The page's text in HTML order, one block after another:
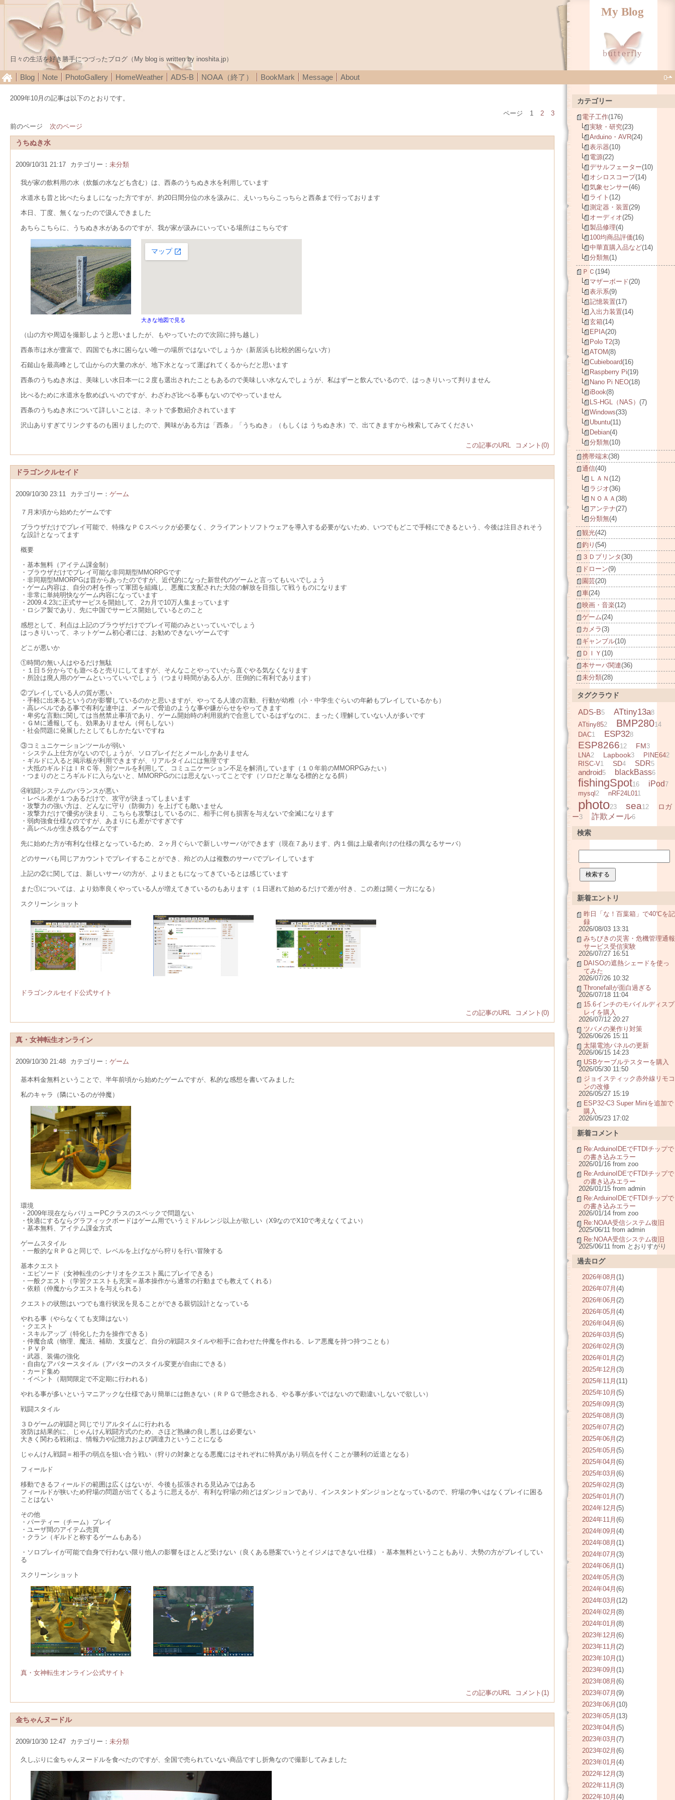
My Blog
日々の生活を好き勝手につづったブログ（My blog is written by inoshita.jp）
Blog Note PhotoGallery HomeWeather ADS-B NOAA（終了） BookMark Message About
2009年10月の記事は以下のとおりです。
ページ
1 2
3
前のページ
次のページ
うちぬき水
2009/10/31 21:17 カテゴリー： 未分類
我が家の飲料用の水（炊飯の水なども含む）は、西条のうちぬき水を利用しています
水道水も昔と比べたらましになった方ですが、約20日間分位の水を汲みに、えいっちらこっちらと西条まで行っております
本日、丁度、無くなったので汲んできました
あちらこちらに、うちぬき水があるのですが、我が家が汲みにいっている場所はこちらです
大きな地図で見る
（山の方や周辺を撮影しようと思いましたが、もやっていたので次回に持ち越し）
西条市は水が豊富で、四国でも水に困らない唯一の場所ではないでしょうか（新居浜も比較的困らない方）
石鎚山を最高峰として山からの大量の水が、地下水となって運ばれてくるからだと思います
西条のうちぬき水は、美味しい水日本一に２度も選出されたこともあるので美味しい水なんでしょうが、私はずーと飲んでいるので、はっきりいって判りません
比べるために水道水を飲めばいいのですが、わざわざ比べる事もないのでやっていません
西条のうちぬき水について詳しいことは、ネットで多数紹介されています
沢山ありすぎてリンクするのも困りましたので、興味がある方は「西条」「うちぬき」（もしくは うちぬき水）で、出てきますから検索してみてください
この記事のURL コメント(0)
ドラゴンクルセイド
2009/10/30 23:11 カテゴリー： ゲーム
７月末頃から始めたゲームです
ブラウザだけでプレイ可能で、特殊なＰＣスペックが必要なく、クライアントソフトウェアを導入する必要がないため、いつでもどこで手軽にできるという、今後は注目されそう
な設計となってます
概要
・基本無料（アイテム課金制）
・ブラウザだけでプレイ可能な非同期型MMORPGです
・非同期型MMORPGは昔からあったのですが、近代的になった新世代のゲームと言ってもいいでしょう
・ゲーム内容は、自分の村を作って軍団を組織し、悪魔に支配された大陸の解放を目指して戦うものになります
・非常に単純明快なゲーム内容になっています
・2009.4.23に正式サービスを開始して、2カ月で10万人集まっています
・ロシア製であり、先に中国でサービス開始しているとのこと
感想として、利点は上記のブラウザだけでプレイ可能のみといっていいでしょう
はっきりいって、ネットゲーム初心者には、お勧めできないゲームです
どこが悪いか
①時間の無い人はやるだけ無駄
・１日５分からでも遊べると売りにしてますが、そんなことやっていたら直ぐやる気なくなります
・所詮は廃人用のゲームといっていいでしょう（つまり時間がある人が、圧倒的に有利であります）
②プレイしている人の質が悪い
・手軽に出来るというのが影響しているのかと思いますが、やってる人達の言動、行動が幼稚（小・中学生ぐらいの年齢もプレイしているかも）
・高レベルである事で有利な連中は、メールで脅迫のような事や嫌がらせをやってきます
・卑劣な言動に関しては当然禁止事項であり、ゲーム開始時の利用規約で合意しているはずなのに、まったく理解していない人が多いです
・ＧＭに通報しても、効果ありません（何もしない）
・社会問題に発展したとしてもしかたないですね
③コミュニケーションツールが弱い
・システム上仕方がないのでしょうが、ソロプレイだとメールしかありません
・ギルドに入ると掲示板が利用できますが、リアルタイムには無理です
・大抵のギルドはＩＲＣ等、別ツールを利用して、コミュニケーション不足を解消しています（１０年前のMMORPGみたい）
・つまりのところギルドに入らないと、MMORPGのには思えないってことです（ソロだと単なる標的となる餌）
④戦闘システムのバランスが悪い
・レベル差が１つあるだけで、攻守が決まってしまいます
・攻撃力の強い方は、どんなに守り（防御力）を上げても敵いません
・攻撃力だけで優劣が決まり、こちらも攻撃はしているのに、相手に何も損害を与えないで全滅になります
・弱肉強食仕様なのですが、あまりにも差がですぎです
・高レベルが生き残るゲームです
先に始めた方が有利な仕様となっているため、２ヶ月ぐらいで新しいサーバができます（現在７あります、内１個は上級者向けの仕様の異なるサーバ）
どのサーバも同じアカウントでプレイすることができ、殆どの人は複数のサーバでプレイしています
上記の②に関しては、新しいサーバの方が、よりまともになってきているとは感じています
また①については、より効率良くやっている人が増えてきているのもあります（１日遅れて始めるだけで差が付き、この差は開く一方になる）
スクリーンショット
ドラゴンクルセイド公式サイト
この記事のURL コメント(0)
真・女神転生オンライン
2009/10/30 21:48 カテゴリー： ゲーム
基本料金無料ということで、半年前頃から始めたゲームですが、私的な感想を書いてみました
私のキャラ（隣にいるのが仲魔）
環境
・2009年現在ならバリューPCクラスのスペックで問題ない
・快適にするならグラフィックボードはゲーム用でいうミドルレンジ以上が欲しい（X9なのでX10で考えなくてよい）
・基本無料、アイテム課金方式
ゲームスタイル
・一般的なＲＰＧと同じで、レベルを上げながら狩りを行い冒険する
基本クエスト
・エピソード（女神転生のシナリオをクエスト風にプレイできる）
・一般クエスト（学習クエストも充実＝基本操作から通常の行動までも教えてくれる）
・依頼（仲魔からクエストを与えられる）
クエストの状態はいつでも進行状況を見ることができる親切設計となっている
やれる事（やらなくても支障はない）
・クエスト
・スキルアップ（特化した力を操作できる）
・仲魔合成（物理、魔法、補助、支援など、自分の戦闘スタイルや相手に合わせた仲魔を作れる、レア悪魔を持つ持つことも）
・ＰＶＰ
・武器、装備の強化
・自由なアバタースタイル（アバターのスタイル変更が自由にできる）
・カード集め
・イベント（期間限定で不定期に行われる）
やれる事が多いというマニアックな仕様であり簡単には飽きない（ＲＰＧで懸念される、やる事が多いではないので勘違いしないで欲しい）
戦闘スタイル
３Ｄゲームの戦闘と同じでリアルタイムに行われる
攻防は結果的に、じゃんけん戦闘方式のため、さほど熟練の良し悪しは必要ない
大きく関わる戦術は、情報力や記憶力および調達力ということになる
じゃんけん戦闘＝相手の弱点を狙い合う戦い（狩りの対象となる悪魔にはそれぞれに特異があり弱点を付くことが勝利の近道となる）
フィールド
移動できるフィールドの範囲は広くはないが、今後も拡張される見込みではある
フィールドが狭いため狩場の問題が出てくるように思えるが、有利な狩場の殆どはダンジョンであり、インスタントダンジョンとなっているので、狩場の争いはなくプレイに困る
ことはない
その他
・パーティー（チーム）プレイ
・ユーザ間のアイテム売買
・クラン（ギルドと称するゲームもある）
・ソロプレイが可能で自身で行わない限り他人の影響をほとんど受けない（良くある懸案でいうとイジメはできない仕様）・基本無料ということもあり、大勢の方がプレイしてい
る
スクリーンショット
真・女神転生オンライン公式サイト
この記事のURL コメント(1)
金ちゃんヌードル
2009/10/30 12:47 カテゴリー： 未分類
久しぶりに金ちゃんヌードルを食べたのですが、全国で売られていない商品ですし折角なので撮影してみました
カテゴリー
電子工作(176)
実験・研究(23)
Arduino・AVR(24)
表示器(10)
電源(22)
デサルフェーター(10)
オシロスコープ(14)
気象センサー(46)
ライト (12)
測定器・装置(29)
オーディオ(25)
製品修理(4)
100均商品評価(16)
中華直購入品など(14)
分類無(1)
ＰＣ (194)
マザーボード(20)
表示系(9)
記憶装置(17)
入出力装置(14)
玄箱(14)
EPIA(20)
Polo T2(3)
ATOM(8)
Cubieboard(16)
Raspberry Pi(19)
Nano Pi NEO(18)
iBook(8)
LS-HGL（NAS） (7)
Windows(33)
Ubuntu(11)
Debian(4)
分類無(10)
携帯端末(38)
通信(40)
ＬＡＮ (12)
ラジオ(36)
ＮＯＡＡ (38)
アンテナ(27)
分類無(4)
観光(42)
釣り (54)
３Ｄプリンタ(30)
ドローン(9)
園芸(20)
車(24)
映画・音楽(12)
ゲーム(24)
カメラ(3)
ギャンブル(10)
ＤＩＹ (10)
本サーバ関連(36)
未分類(28)
タグクラウド
ADS-B5 ATtiny13a8
ATtiny852 BMP28014
DAC1 ESP328
ESP826612 FM3
LNA2 Lapbook3 PINE642
RISC-V1 SD4 SDR5
android5 blackBass6
fishingSpot16 iPod7
mysql 2 nRF24L011
photo23 sea12
ロガ
ー3 詐欺メール6
検索
新着エントリ
昨日「な！百葉箱」で40℃を記
録
2026/08/03 13:31
みちびきの災害・危機管理通報
サービス受信実験
2026/07/27 16:51
DAISOの遮熱シェードを使っ
てみた
2026/07/26 10:32
Thronefallが面白過ぎる
2026/07/18 11:04
15.6インチのモバイルディスプ
レイを購入
2026/07/12 20:27
ツバメの巣作り対策
2026/06/26 15:11
太陽電池パネルの更新
2026/06/15 14:23
USBケーブルテスターを購入
2026/05/30 11:50
ジョイスティック赤外線リモコ
ンの改修
2026/05/27 15:19
ESP32-C3 Super Miniを追加で
購入
2026/05/23 17:02
新着コメント
Re:ArduinoIDEでFTDIチップで
の書き込みエラー
2026/01/16 from zoo
Re:ArduinoIDEでFTDIチップで
の書き込みエラー
2026/01/15 from admin
Re:ArduinoIDEでFTDIチップで
の書き込みエラー
2026/01/14 from zoo
Re:NOAA受信システム復旧
2025/06/11 from admin
Re:NOAA受信システム復旧
2025/06/11 from とおりすがり
過去ログ
2026年08月 (1)
2026年07月 (4)
2026年06月 (2)
2026年05月 (4)
2026年04月 (6)
2026年03月 (5)
2026年02月 (3)
2026年01月 (2)
2025年12月 (3)
2025年11月 (11)
2025年10月 (5)
2025年09月 (3)
2025年08月 (3)
2025年07月 (2)
2025年06月 (2)
2025年05月 (5)
2025年04月 (6)
2025年03月 (6)
2025年02月 (3)
2025年01月 (7)
2024年12月 (5)
2024年11月 (6)
2024年09月 (4)
2024年08月 (1)
2024年07月 (3)
2024年06月 (1)
2024年05月 (3)
2024年04月 (6)
2024年03月 (12)
2024年02月 (8)
2024年01月 (8)
2023年12月 (6)
2023年11月 (2)
2023年10月 (1)
2023年09月 (1)
2023年08月 (6)
2023年07月 (9)
2023年06月 (10)
2023年05月 (13)
2023年04月 (5)
2023年03月 (7)
2023年02月 (6)
2023年01月 (4)
2022年12月 (3)
2022年11月 (3)
2022年10月 (4)